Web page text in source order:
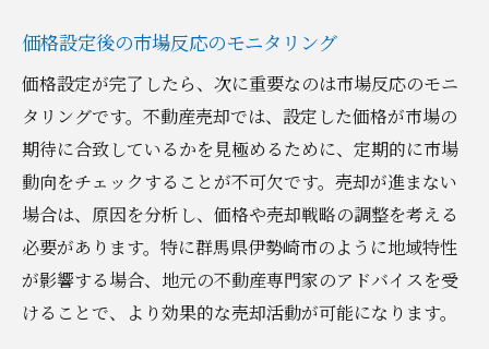
価格設定後の市場反応のモニタリング
価格設定が完了したら、次に重要なのは市場反応のモニ
タリングです。不動産売却では、設定した価格が市場の
期待に合致しているかを見極めるために、定期的に市場
動向をチェックすることが不可欠です。売却が進まない
場合は、原因を分析し、価格や売却戦略の調整を考える
必要があります。特に群馬県伊勢崎市のように地域特性
が影響する場合、地元の不動産専門家のアドバイスを受
けることで、より効果的な売却活動が可能になります。